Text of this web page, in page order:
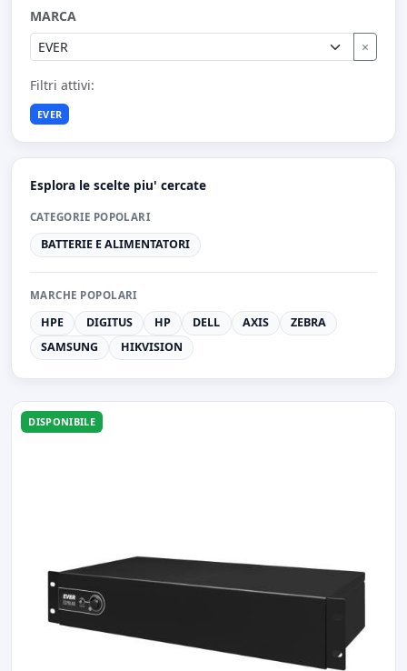
MARCA
×
Filtri attivi:
EVER
Esplora le scelte piu' cercate
CATEGORIE POPOLARI
BATTERIE E ALIMENTATORI
MARCHE POPOLARI
HPE DIGITUS HP DELL AXIS
ZEBRA
SAMSUNG
HIKVISION
DISPONIBILE